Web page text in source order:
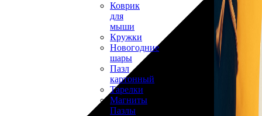
Коврик
для
мыши
Кружки
Новогодние
шары
Пазл
картонный
Тарелки
Магниты
Пазлы